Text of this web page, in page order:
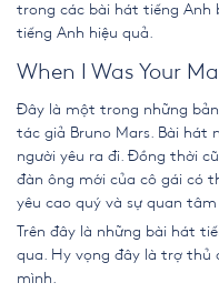
trong các bài hát tiếng Anh
tiếng Anh hiệu quả.
When I Was Your
Đây là một trong những bản
tác giả Bruno Mars. Bài hát
người yêu ra đi. Đồng thời
đàn ông mới của cô gái có
yêu cao quý và sự quan
Trên đây là những bài hát
qua. Hy vọng đây là trợ thủ
mình.